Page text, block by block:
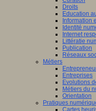
Droits
Education
Information
Identité
Internet
Littératie
Publication
Réseaux
Métiers
Entreprises
Evolutions
Métiers du
Orientation
Pratiques
Cartes